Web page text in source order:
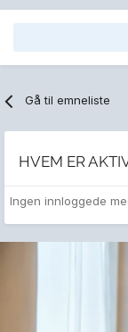
Gå til emneliste
HVEM ER
Ingen innloggede